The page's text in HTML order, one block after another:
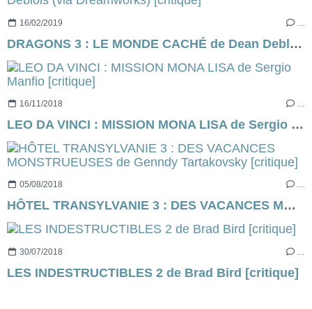
16/02/2019
DRAGONS 3 : LE MONDE CACHÉ de Dean Deblois (via Dreamworks) [critique]
16/11/2018 …
LEO DA VINCI : MISSION MONA LISA de Sergio Manfio [critique]
05/08/2018 …
HÔTEL TRANSYLVANIE 3 : DES VACANCES MONSTRUEUSES de Genndy Tartakovsky [critique]
30/07/2018
LES INDESTRUCTIBLES 2 de Brad Bird [critique]